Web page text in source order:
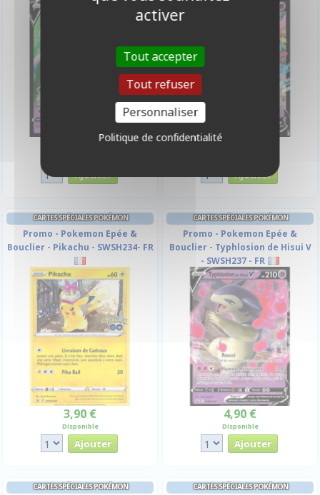
CARTES SPÉCIALES POKÉMON
Promo - Pokemon Epée &
Bouclier - Pikachu - SWSH234- FR
3,90 €
Disponible
CARTES SPÉCIALES POKÉMON
Promo - Pokemon Epée &
Bouclier - Typhlosion de Hisui V
- SWSH237 - FR
4,90 €
Disponible
CARTES SPÉCIALES POKÉMON CARTES SPÉCIALES POKÉMON
activer
Tout accepter
Tout refuser
Personnaliser
Politique de confidentialité